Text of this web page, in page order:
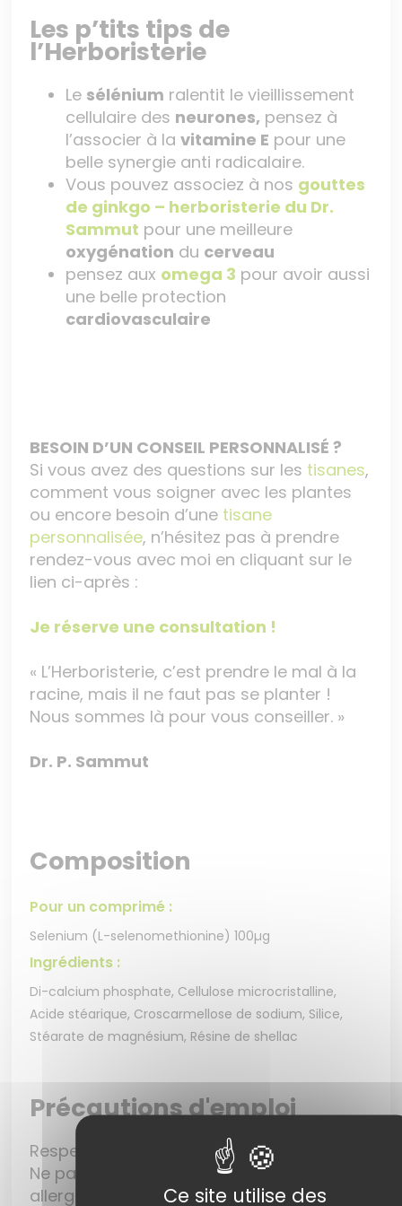
Les p’tits tips de
l’Herboristerie
Le sélénium ralentit le vieillissement
cellulaire des neurones, pensez à
l’associer à lavitamine E pour une
belle synergie anti radicalaire.
Vous pouvez associez à nos gouttes
de ginkgo – herboristerie du Dr.
Sammut pour une meilleure
oxygénation du cerveau
pensez aux omega 3 pour avoir aussi
une belle protection
cardiovasculaire
BESOIN D’UN CONSEIL PERSONNALISÉ ?
Si vous avez des questions sur les tisanes,
comment vous soigner avec les plantes
ou encore besoin d’une tisane
personnalisée, n’hésitez pas à prendre
rendez-vous avec moi en cliquant sur le
lien ci-après :
Je réserve une consultation !
« L’Herboristerie, c’est prendre le mal à la
racine, mais il ne faut pas se planter !
Nous sommes là pour vous conseiller. »
Dr. P. Sammut
Composition
Pour un comprimé :
Selenium (L-selenomethionine) 100µg
Ingrédients :
Di-calcium phosphate, Cellulose microcristalline,
Acide stéarique, Croscarmellose de sodium, Silice,
Stéarate de magnésium, Résine de shellac
Précautions d'emploi
Respecter les dosages conseillés.
Ne pas utiliser le
sélénium
chez le sujet
allergique à l’un de ses composants.
Ce site utilise des